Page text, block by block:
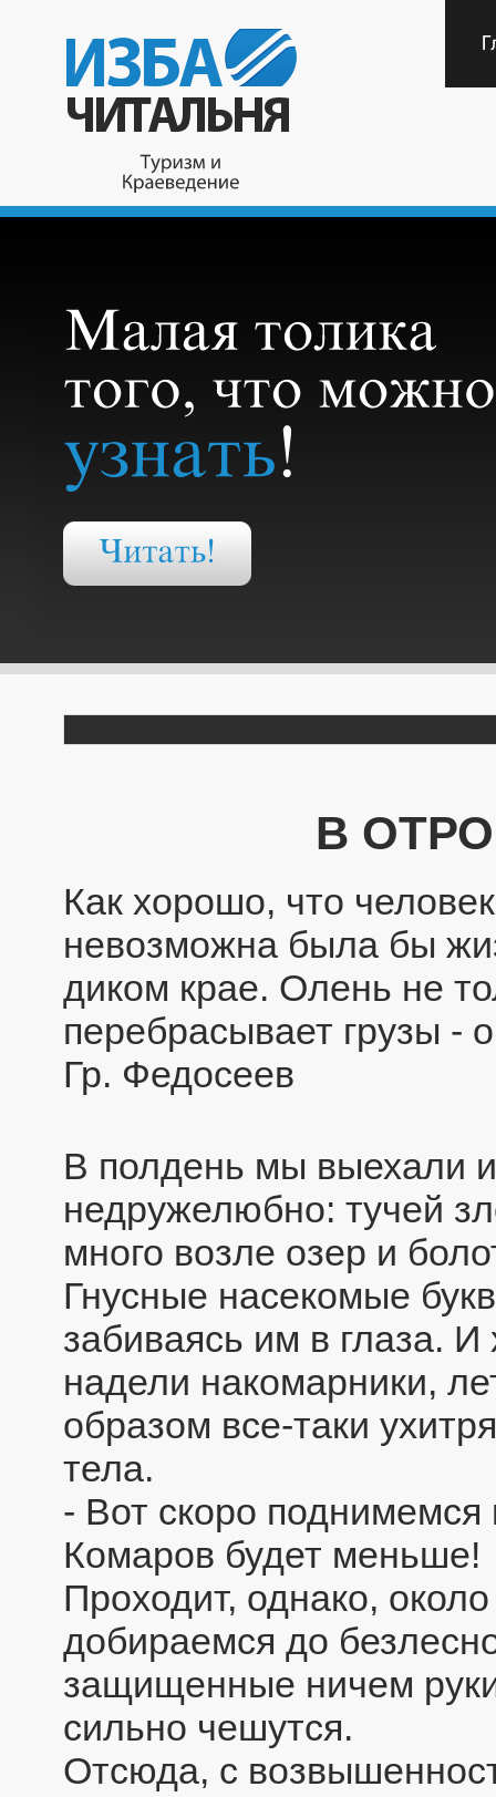
В
Как хорошо, что
невозможна была бы
диком крае. Олень не
перебрасывает грузы -
Гр. Федосеев
В полдень мы выехали
недружелюбно: тучей
много возле озер и
Гнусные насекомые
забиваясь им в глаза.
надели накомарники,
образом все-таки
тела.
- Вот скоро поднимемся
Комаров будет меньше!
Проходит, однако,
добираемся до
защищенные ничем
сильно чешутся.
Отсюда, с